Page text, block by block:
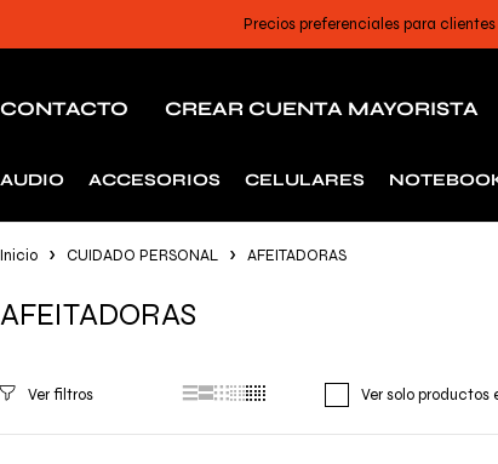
Precios preferenciales para
CONTACTO CREAR CUENTA MAYORISTA
AUDIO ACCESORIOS CELULARES
Inicio CUIDADO PERSONAL AFEITADORAS
AFEITADORAS
Ver solo productos